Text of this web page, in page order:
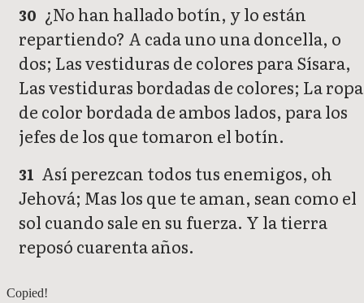
30 ¿No han hallado botín, y lo están
repartiendo? A cada uno una doncella, o
dos; Las vestiduras de colores para Sísara,
Las vestiduras bordadas de colores; La ropa
de color bordada de ambos lados, para los
jefes de los que tomaron el botín.
31 Así perezcan todos tus enemigos, oh
Jehová; Mas los que te aman, sean como el
sol cuando sale en su fuerza. Y la tierra
reposó cuarenta años.
Jueces 4
Copied!